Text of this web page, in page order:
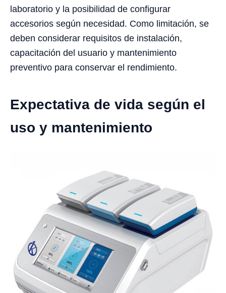
laboratorio y la posibilidad de configurar
accesorios según necesidad. Como limitación, se
deben considerar requisitos de instalación,
capacitación del usuario y mantenimiento
preventivo para conservar el rendimiento.
Expectativa de vida según el
uso y mantenimiento